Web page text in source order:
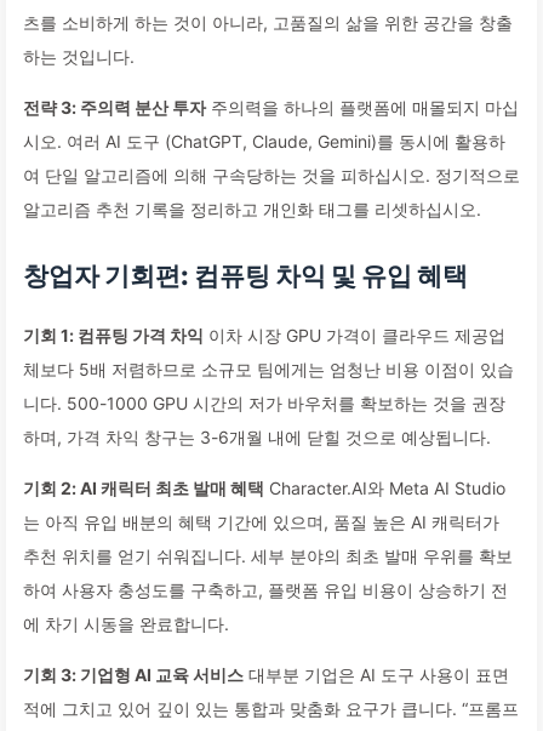
츠를 소비하게 하는 것이 아니라, 고품질의 삶을 위한 공간을 창출
하는 것입니다.
전략 3: 주의력 분산 투자주의력을 하나의 플랫폼에 매몰되지 마십
시오. 여러 AI 도구 (ChatGPT, Claude, Gemini)를 동시에 활용하
여 단일 알고리즘에 의해 구속당하는 것을 피하십시오. 정기적으로
알고리즘 추천 기록을 정리하고 개인화 태그를 리셋하십시오.
창업자 기회편: 컴퓨팅 차익 및 유입 혜택
기회 1: 컴퓨팅 가격 차익 이차 시장 GPU 가격이 클라우드 제공업
체보다 5배 저렴하므로 소규모 팀에게는 엄청난 비용 이점이 있습
니다. 500-1000 GPU 시간의 저가 바우처를 확보하는 것을 권장
하며, 가격 차익 창구는 3-6개월 내에 닫힐 것으로 예상됩니다.
기회 2: AI 캐릭터 최초 발매 혜택 Character.AI와 Meta AI Studio
는 아직 유입 배분의 혜택 기간에 있으며, 품질 높은 AI 캐릭터가
추천 위치를 얻기 쉬워집니다. 세부 분야의 최초 발매 우위를 확보
하여 사용자 충성도를 구축하고, 플랫폼 유입 비용이 상승하기 전
에 차기 시동을 완료합니다.
기회 3: 기업형 AI 교육 서비스 대부분 기업은 AI 도구 사용이 표면
적에 그치고 있어 깊이 있는 통합과 맞춤화 요구가 큽니다. “프롬프